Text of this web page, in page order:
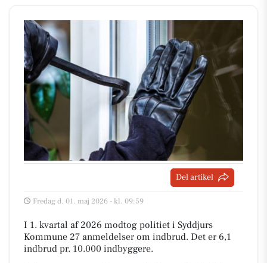
Del artikel
Fredag d. 01. maj 2026 - kl. 09:59
I 1. kvartal af 2026 modtog politiet i Syddjurs
Kommune 27 anmeldelser om indbrud. Det er 6,1
indbrud pr. 10.000 indbyggere.